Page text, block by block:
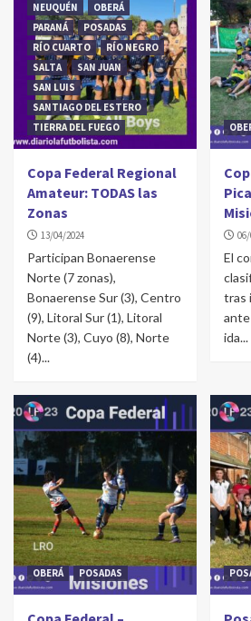
NEUQUÉN
OBERÁ
PARANÁ
POSADAS
RÍO CUARTO
RÍO NEGRO
SALTA
SAN JUAN
SAN LUIS
SANTIAGO DEL ESTERO
TIERRA DEL FUEGO
Copa Federal Regional
Amateur: TODAS las
Zonas
13/04/2024
Participan Bonaerense
Norte (7 zonas),
Bonaerense Sur (3), Centro
(9), Litoral Sur (1), Litoral
Norte (3), Cuyo (8), Norte
(4)...
El
tras
ida...
OBERÁ POSADAS